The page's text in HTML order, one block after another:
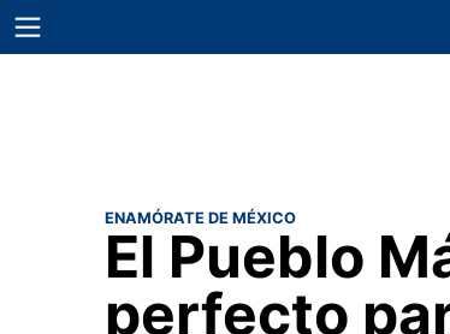
ENAMÓRATE DE MÉXICO
El Pueblo
perfecto